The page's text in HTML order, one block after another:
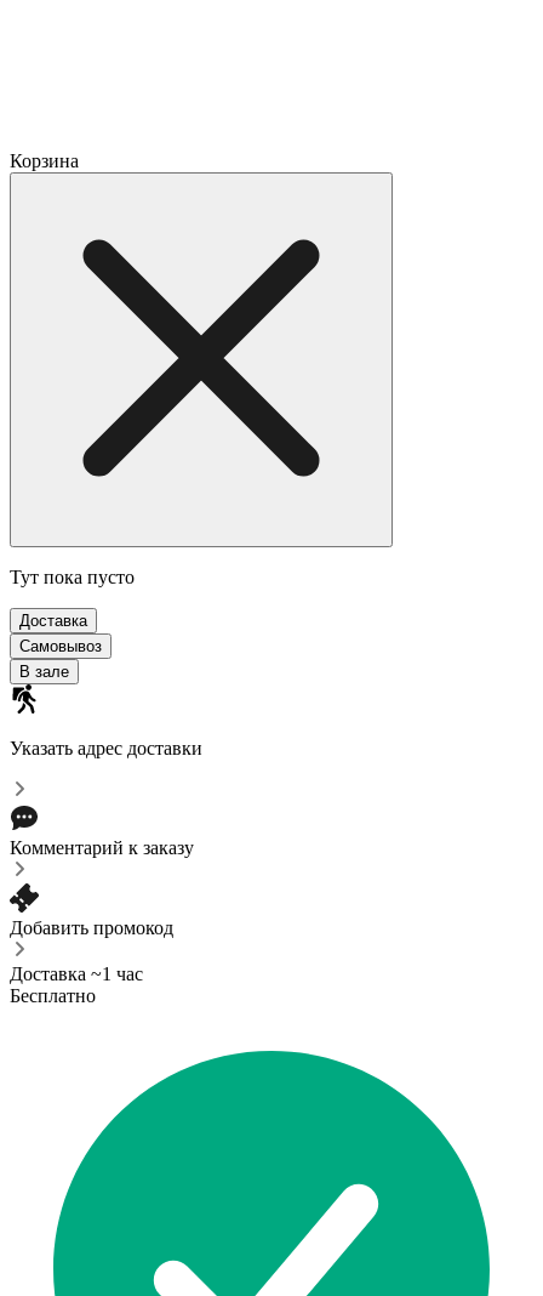
Корзина
Тут пока пусто
Доставка
Самовывоз
В зале
Указать адрес доставки
Комментарий к заказу
Добавить промокод
Доставка ~1 час
Бесплатно